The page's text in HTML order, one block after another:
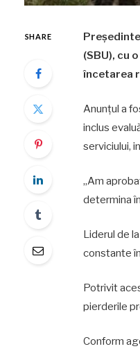
SHARE
(SBU), cu
încetarea
Anunțul a
inclus
serviciului,
„Am
determina
Liderul de
constante
Potrivit
pierderile
Conform